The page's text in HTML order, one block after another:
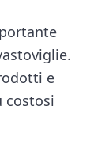
e
costosi